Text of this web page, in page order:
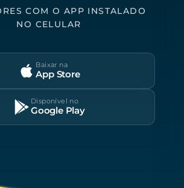
COM O APP INSTALADO
NO CELULAR
Baixar na
App Store
Disponível no
Google Play